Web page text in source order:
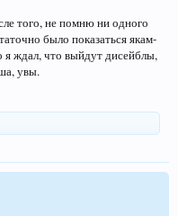
того, не помню ни одного
было показаться якам-
я ждал, что выйдут дисейблы,
увы.